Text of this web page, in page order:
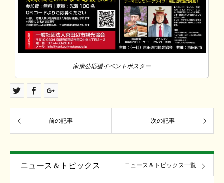
家康公応援イベントポスター
前の記事 次の記事
ニュース＆トピックス ニュース＆トピックス一覧